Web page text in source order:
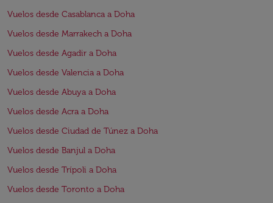
Vuelos desde Casablanca a Doha
Vuelos desde Marrakech a Doha
Vuelos desde Agadir a Doha
Vuelos desde Valencia a Doha
Vuelos desde Abuya a Doha
Vuelos desde Acra a Doha
Vuelos desde Ciudad de Túnez a Doha
Vuelos desde Banjul a Doha
Vuelos desde Trípoli a Doha
Vuelos desde Toronto a Doha